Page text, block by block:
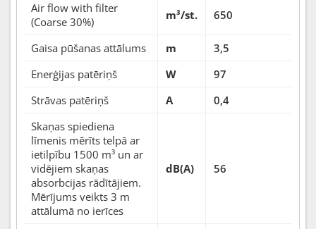
Air flow with filter
(Coarse 30%)
m³/st. 650
Gaisa pūšanas attālums m
3,5
Enerģijas patēriņš
W
97
Strāvas patēriņš
A
0,4
Skaņas spiediena
līmenis mērīts telpā ar
ietilpību 1500 m³ un ar
vidējiem skaņas
absorbcijas rādītājiem.
Mērījums veikts 3 m
attālumā no ierīces
dB(A) 56